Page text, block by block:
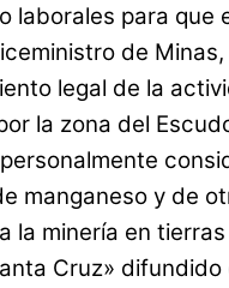
laborales para
de
legal de la
la zona del
manganeso y de
la minería en
Cruz»